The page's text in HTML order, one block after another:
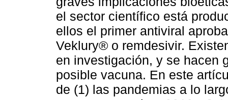
el sector científico está
ellos el primer antiviral
Veklury® o remdesivir.
en investigación, y se hacen
posible vacuna. En este
de (1) las pandemias a lo